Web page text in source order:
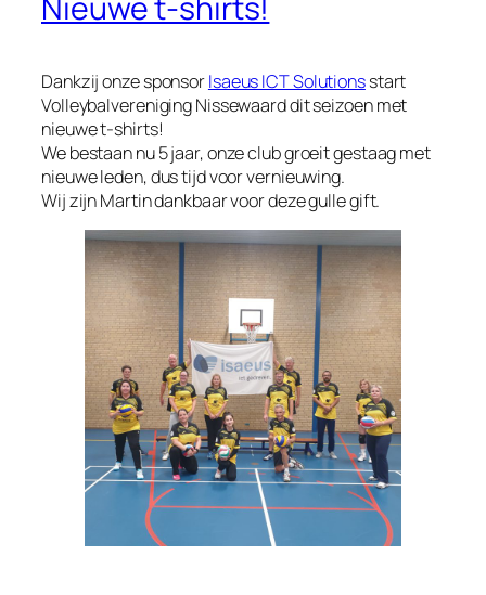
Dankzij onze sponsorIsaeus ICT Solutionsstart
Volleybalvereniging Nissewaard dit seizoen met
nieuwe t-shirts!
We bestaan nu 5 jaar, onze club groeit gestaag met
nieuwe leden, dus tijd voor vernieuwing.
Wij zijn Martin dankbaar voor deze gulle gift.